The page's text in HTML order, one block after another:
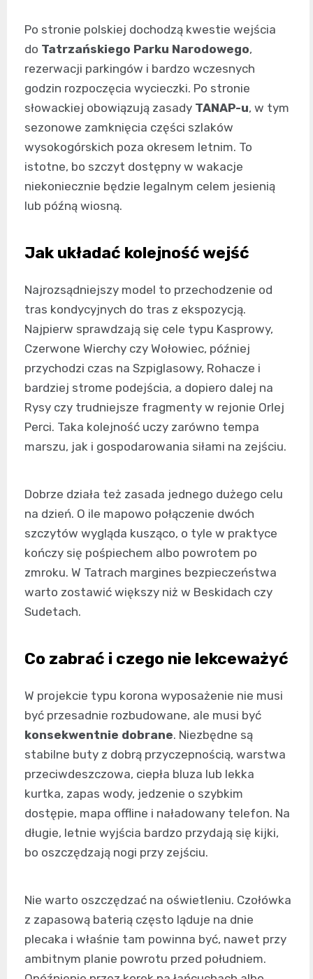
Po stronie polskiej dochodzą kwestie wejścia
do Tatrzańskiego Parku Narodowego,
rezerwacji parkingów i bardzo wczesnych
godzin rozpoczęcia wycieczki. Po stronie
słowackiej obowiązują zasady TANAP-u, w tym
sezonowe zamknięcia części szlaków
wysokogórskich poza okresem letnim. To
istotne, bo szczyt dostępny w wakacje
niekoniecznie będzie legalnym celem jesienią
lub późną wiosną.
Jak układać kolejność wejść
Najrozsądniejszy model to przechodzenie od
tras kondycyjnych do tras z ekspozycją.
Najpierw sprawdzają się cele typu Kasprowy,
Czerwone Wierchy czy Wołowiec, później
przychodzi czas na Szpiglasowy, Rohacze i
bardziej strome podejścia, a dopiero dalej na
Rysy czy trudniejsze fragmenty w rejonie Orlej
Perci. Taka kolejność uczy zarówno tempa
marszu, jak i gospodarowania siłami na zejściu.
Dobrze działa też zasada jednego dużego celu
na dzień. O ile mapowo połączenie dwóch
szczytów wygląda kusząco, o tyle w praktyce
kończy się pośpiechem albo powrotem po
zmroku. W Tatrach margines bezpieczeństwa
warto zostawić większy niż w Beskidach czy
Sudetach.
Co zabrać i czego nie lekceważyć
W projekcie typu korona wyposażenie nie musi
być przesadnie rozbudowane, ale musi być
konsekwentnie dobrane. Niezbędne są
stabilne buty z dobrą przyczepnością, warstwa
przeciwdeszczowa, ciepła bluza lub lekka
kurtka, zapas wody, jedzenie o szybkim
dostępie, mapa offline i naładowany telefon. Na
długie, letnie wyjścia bardzo przydają się kijki,
bo oszczędzają nogi przy zejściu.
Nie warto oszczędzać na oświetleniu. Czołówka
z zapasową baterią często ląduje na dnie
plecaka i właśnie tam powinna być, nawet przy
ambitnym planie powrotu przed południem.